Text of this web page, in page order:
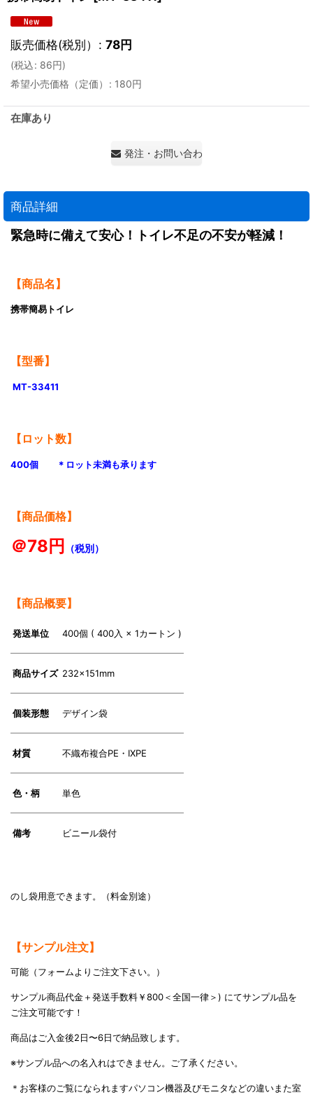
販売価格(税別） : 78円
(税込: 86円)
希望小売価格（定価）
: 180円
在庫あり
発注・お問い合わせ・見積もり依頼
商品詳細
緊急時に備えて安心！トイレ不足の不安が軽減！
【商品名】
携帯簡易トイレ
【型番】
MT-33411
【ロット数】
400個 ＊ロット未満も承ります
【商品価格】
＠78円 （税別）
【商品概要】
発送単位 400個 ( 400入 × 1カートン )
商品サイズ 232×151mm
個装形態 デザイン袋
材質 不織布複合PE・IXPE
色・柄 単色
備考 ビニール袋付
のし袋用意できます。（料金別途）
【サンプル注文】
可能（フォームよりご注文下さい。）
サンプル商品代金＋発送手数料￥800＜全国一律＞) にてサンプル品を
ご注文可能です！
商品はご入金後2日〜6日で納品致します。
※サンプル品への名入れはできません。ご了承ください。
＊お客様のご覧になられますパソコン機器及びモニタなどの違いまた室